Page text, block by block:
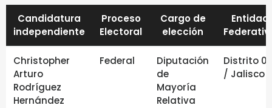
Candidatura
independiente
Proceso
Electoral
Cargo de
elección
Entidad
Christopher
Arturo
Rodríguez
Hernández
Federal
Diputación
de
Mayoría
Relativa
Distrito
/ Jalisco